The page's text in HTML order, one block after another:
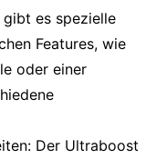
gibt es spezielle
Features, wie
oder einer
: Der Ultraboost